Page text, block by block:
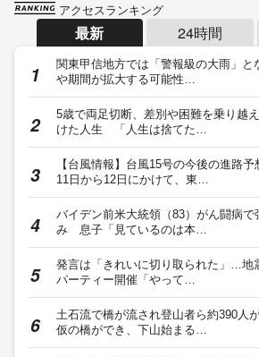
アクセスランキング
最新 24時間
関東甲信地方では「警報級の大雨」と
や期間が拡大する可能性…
5歳で両足切断、差別や困難を乗り越
けた人生 「人生は捨てた…
【台風情報】台風15号の今後の進路
11日から12日にかけて、東…
バイデン前米大統領（83）がん闘病で
み 息子「見ているのは本…
発言は「きれいに切り取られた」…地
パーティー開催「やって…
土石流で橋が流され登山者ら約390人
仮の橋ができ、下山始まる…